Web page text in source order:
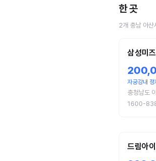
한 곳
2개 충남 아산
삼성미
자궁강내
충청남도
1600-
드림아